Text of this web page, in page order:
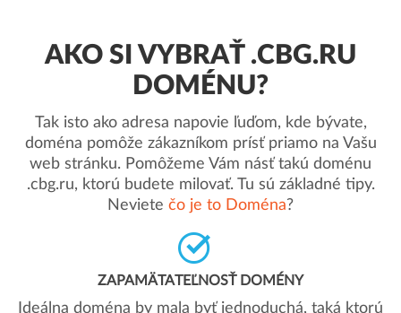
AKO SI VYBRAŤ .CBG.RU
DOMÉNU?
Tak isto ako adresa napovie ľuďom, kde bývate,
doména pomôže zákazníkom prísť priamo na Vašu
web stránku. Pomôžeme Vám násť takú doménu
.cbg.ru, ktorú budete milovať. Tu sú základné tipy.
Neviete čo je to Doména?
ZAPAMÄTATEĽNOSŤ DOMÉNY
Ideálna doména by mala byť jednoduchá, taká ktorú